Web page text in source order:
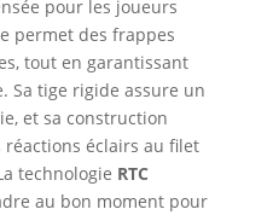
est :
236,40€.
pour les joueurs
permet des frappes
tout en garantissant
Sa tige rigide assure un
et sa construction
éclairs au filet
technologie RTC
au bon moment pour